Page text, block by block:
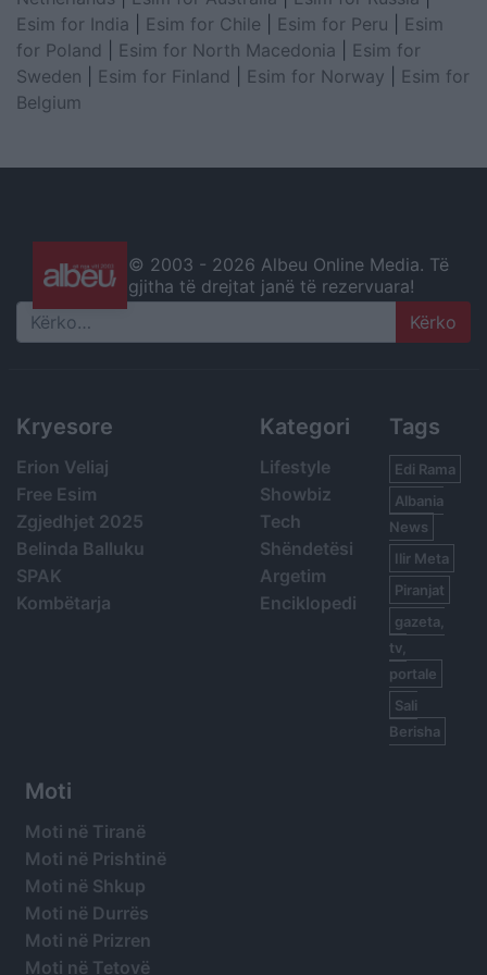
Esim for India
Esim for Chile Esim for Peru
Esim
for Poland
Esim for North Macedonia
Esim for
Sweden
Esim for Finland Esim for Norway
Esim for
Belgium
© 2003 - 2026 Albeu Online Media. Të
gjitha të drejtat janë të rezervuara!
Search
Kryesore
Erion Veliaj
Free Esim
Zgjedhjet 2025
Belinda Balluku
SPAK
Kombëtarja
Kategori
Lifestyle
Showbiz
Tech
Shëndetësi
Argetim
Enciklopedi
Tags
Edi Rama
Albania
News
Ilir Meta
Piranjat
gazeta,
tv,
portale
Sali
Berisha
Moti
Moti në Tiranë
Moti në Prishtinë
Moti në Shkup
Moti në Durrës
Moti në Prizren
Moti në Tetovë